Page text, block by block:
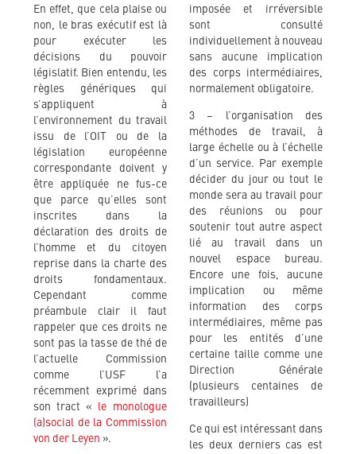
En effet, que cela plaise ou
non, le bras exécutif est là
pour exécuter les
décisions du pouvoir
législatif. Bien entendu, les
règles génériques qui
s’appliquent à
l’environnement du travail
issu de l’OIT ou de la
législation européenne
correspondante doivent y
être appliquée ne fus-ce
que parce qu’elles sont
inscrites dans la
déclaration des droits de
l’homme et du citoyen
reprise dans la charte des
droits fondamentaux.
Cependant comme
préambule clair il faut
rappeler que ces droits ne
sont pas la tasse de thé de
l’actuelle Commission
comme l’USF l’a
récemment exprimé dans
son tract « le monologue
(a)social de la Commission
von der Leyen ».
imposée et irréversible
sont consulté
individuellement à nouveau
sans aucune implication
des corps intermédiaires,
normalement obligatoire.
3 – l’organisation des
méthodes de travail, à
large échelle ou à l’échelle
d’un service. Par exemple
décider du jour ou tout le
monde sera au travail pour
des réunions ou pour
soutenir tout autre aspect
lié au travail dans un
nouvel espace bureau.
Encore une fois, aucune
implication ou même
information des corps
intermédiaires, même pas
pour les entités d’une
certaine taille comme une
Direction Générale
(plusieurs centaines de
travailleurs)
Ce qui est intéressant dans
les deux derniers cas est